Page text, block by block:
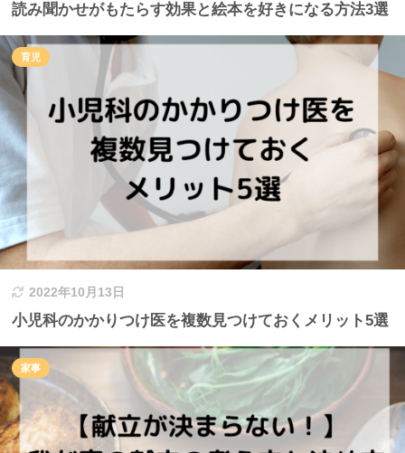
読み聞かせがもたらす効果と絵本を好きになる方法3選
2022年10月13日
小児科のかかりつけ医を複数見つけておくメリット5選
育児
家事